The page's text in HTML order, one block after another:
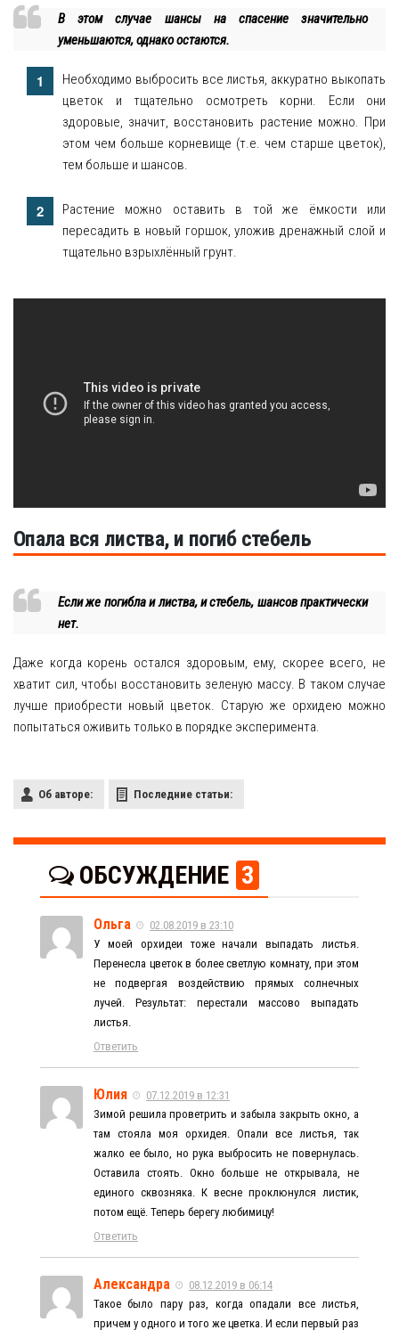
В этом случае шансы на спасение значительно
уменьшаются, однако остаются.
Необходимо выбросить все листья, аккуратно выкопать
цветок и тщательно осмотреть корни. Если они
здоровые, значит, восстановить растение можно. При
этом чем больше корневище (т.е. чем старше цветок),
тем больше и шансов.
Растение можно оставить в той же ёмкости или
пересадить в новый горшок, уложив дренажный слой и
тщательно взрыхлённый грунт.
Опала вся листва, и погиб стебель
Если же погибла и листва, и стебель, шансов практически
нет.
Даже когда корень остался здоровым, ему, скорее всего, не
хватит сил, чтобы восстановить зеленую массу. В таком случае
лучше приобрести новый цветок. Старую же орхидею можно
попытаться оживить только в порядке эксперимента.
Об авторе: Последние статьи:
ОБСУЖДЕНИЕ 3
Ольга
02.08.2019 в 23:10
У моей орхидеи тоже начали выпадать листья.
Перенесла цветок в более светлую комнату, при этом
не подвергая воздействию прямых солнечных
лучей. Результат: перестали массово выпадать
листья.
Ответить
Юлия
07.12.2019 в 12:31
Зимой решила проветрить и забыла закрыть окно, а
там стояла моя орхидея. Опали все листья, так
жалко ее было, но рука выбросить не повернулась.
Оставила стоять. Окно больше не открывала, не
единого сквозняка. К весне проклюнулся листик,
потом ещё. Теперь берегу любимицу!
Ответить
Александра
08.12.2019 в 06:14
Такое было пару раз, когда опадали все листья,
причем у одного и того же цветка. И если первый раз